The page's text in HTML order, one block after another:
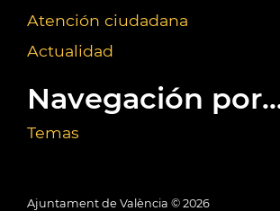
Atención ciudadana
Actualidad
Navegación
Temas
Ajuntament de València © 2026